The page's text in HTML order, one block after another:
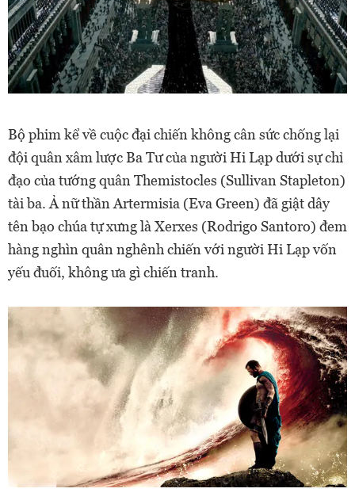
Bộ phim kể về cuộc đại chiến không cân sức chống lại
đội quân xâm lược Ba Tư của người Hi Lạp dưới sự chỉ
đạo của tướng quân Themistocles (Sullivan Stapleton)
tài ba. Ả nữ thần Artermisia (Eva Green) đã giật dây
tên bạo chúa tự xưng là Xerxes (Rodrigo Santoro) đem
hàng nghìn quân nghênh chiến với người Hi Lạp vốn
yếu đuối, không ưa gì chiến tranh.